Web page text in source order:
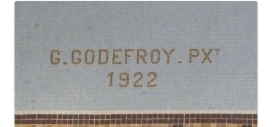
Et la signature du cartonniste avec la date : « G. Godefroy Pxt